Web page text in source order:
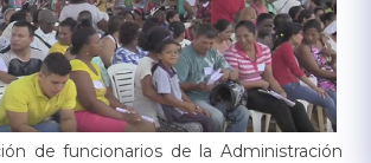
de funcionarios de la Administración